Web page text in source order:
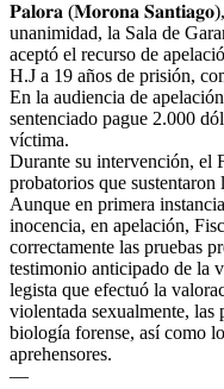
𝐏𝐚𝐥𝐨𝐫𝐚 (𝐌𝐨𝐫𝐨𝐧𝐚
unanimidad, la Sala de
aceptó el recurso de
H.J a 19 años de prisión,
En la audiencia de
sentenciado pague 2.000
víctima.
Durante su intervención, el
probatorios que sustentaron
Aunque en primera
inocencia, en apelación,
correctamente las pruebas
testimonio anticipado de la
legista que efectuó la
violentada sexualmente,
biología forense, así como
aprehensores.
—